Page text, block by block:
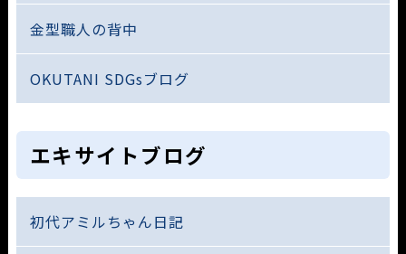
金型職人の背中
OKUTANI SDGsブログ
エキサイトブログ
初代アミルちゃん日記